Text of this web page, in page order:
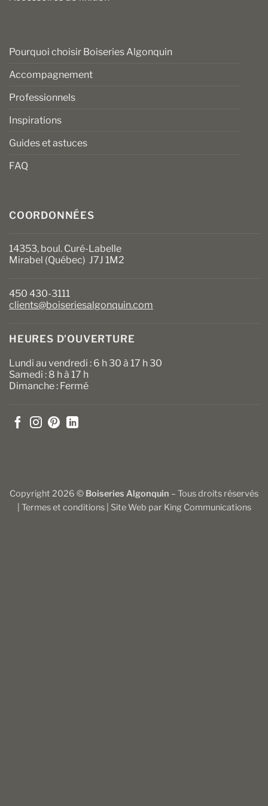
Pourquoi choisir Boiseries Algonquin
Accompagnement
Professionnels
Inspirations
Guides et astuces
FAQ
COORDONNÉES
14353, boul. Curé-Labelle
Mirabel (Québec) J7J 1M2
450 430-3111
clients@boiseriesalgonquin.com
HEURES D’OUVERTURE
Lundi au vendredi : 6 h 30 à 17 h 30
Samedi : 8 h à 17 h
Dimanche : Fermé
Copyright 2026 © Boiseries Algonquin – Tous droits réservés
Termes et conditions| Site Web par King Communications